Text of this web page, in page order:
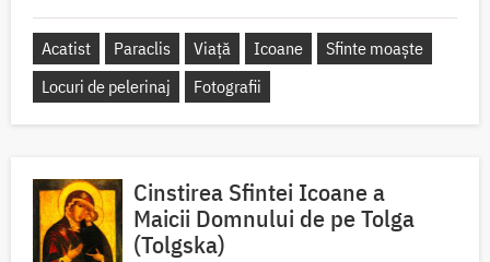
Acatist Paraclis Viață Icoane
Sfinte moaște
Locuri de pelerinaj
Fotografii
Cinstirea Sfintei Icoane a
Maicii Domnului de pe Tolga
(Tolgska)